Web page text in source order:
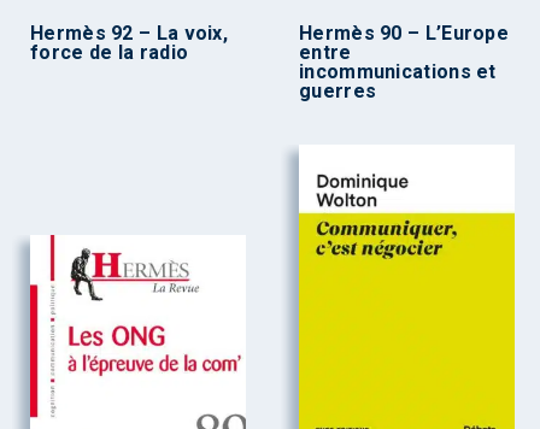
Hermès 92 – La voix,
force de la radio
Hermès 90 – L’Europe
entre
incommunications et
guerres